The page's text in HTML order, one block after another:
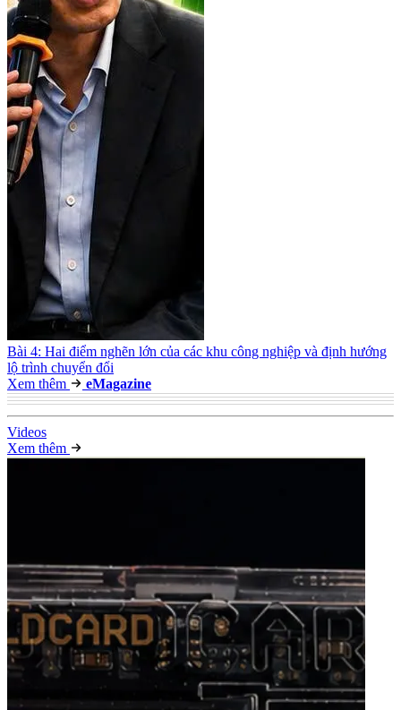
Bài 4: Hai điểm nghẽn lớn của các khu công nghiệp và định hướng
lộ trình chuyển đổi
Xem thêm
eMagazine
Videos
Xem thêm